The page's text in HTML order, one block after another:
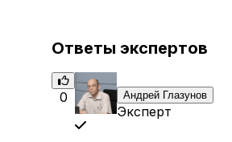
Ответы экспертов
0 Андрей Глазунов
Эксперт